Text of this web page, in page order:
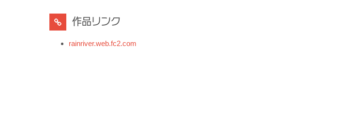
作品リンク
rainriver.web.fc2.com